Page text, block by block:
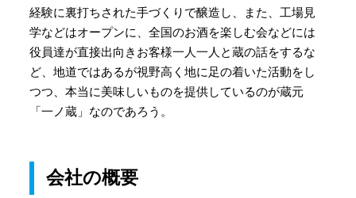
経験に裏打ちされた手づくりで醸造し、また、工場見
学などはオープンに、全国のお酒を楽しむ会などには
役員達が直接出向きお客様一人一人と蔵の話をするな
ど、地道ではあるが視野高く地に足の着いた活動をし
つつ、本当に美味しいものを提供しているのが蔵元
「一ノ蔵」なのであろう。
会社の概要